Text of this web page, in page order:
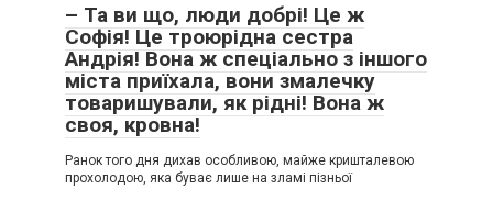
– Та ви що, люди добрі! Це ж
Софія! Це троюрідна сестра
Андрія! Вона ж спеціально з іншого
міста приїхала, вони змалечку
товаришували, як рідні! Вона ж
своя, кровна!
Ранок того дня дихав особливою, майже кришталевою
прохолодою, яка буває лише на зламі пізньої